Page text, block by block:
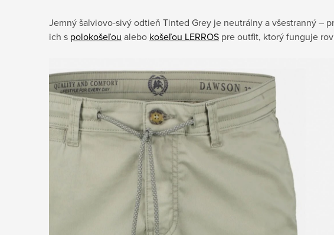
Jemný šalviovo-sivý odtieň Tinted Grey je neutrálny a všestranný –
ich s polokošeľou alebo košeľou LERROS pre outfit, ktorý funguje